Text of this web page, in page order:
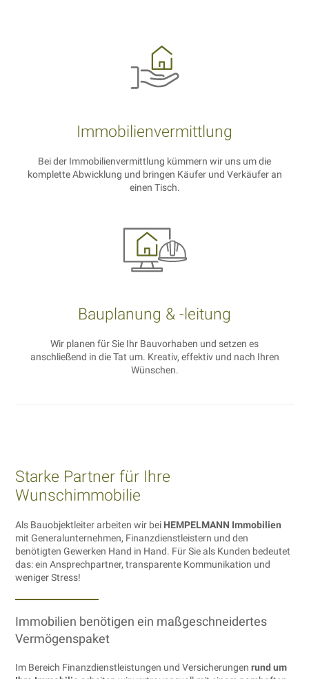
Immobilien­vermittlung
Bei der Immobilienvermittlung kümmern wir uns um die
komplette Abwicklung und bringen Käufer und Verkäufer an
einen Tisch.
Bauplanung & -leitung
Wir planen für Sie Ihr Bauvorhaben und setzen es
anschließend in die Tat um. Kreativ, effektiv und nach Ihren
Wünschen.
Starke Partner für Ihre
Wunschimmobilie
Als Bauobjektleiter arbeiten wir bei HEMPELMANN Immobilien
mit Generalunternehmen, Finanzdienstleistern und den
benötigten Gewerken Hand in Hand. Für Sie als Kunden bedeutet
das: ein Ansprechpartner, transparente Kommunikation und
weniger Stress!
Immobilien benötigen ein maßgeschneidertes
Vermögenspaket
Im Bereich Finanzdienstleistungen und Versicherungenrund um